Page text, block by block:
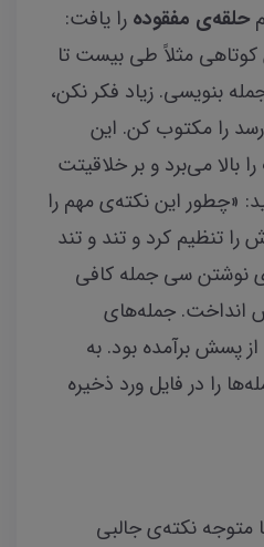
حلقه‌ی مفقوده را یافت:
مثلاً طی بیست تا
بنویسی. زیاد فکر نکن،
را مکتوب کن. این
بالا می‌برد و بر خلاقیتت
«چطور این نکته‌ی مهم را
تنظیم کرد و تند و تند
نوشتن سی جمله کافی
انداخت. جمله‌های
از پسش برآمده بود. به
را در فایل ورد ذخیره
متوجه نکته‌ی جالبی